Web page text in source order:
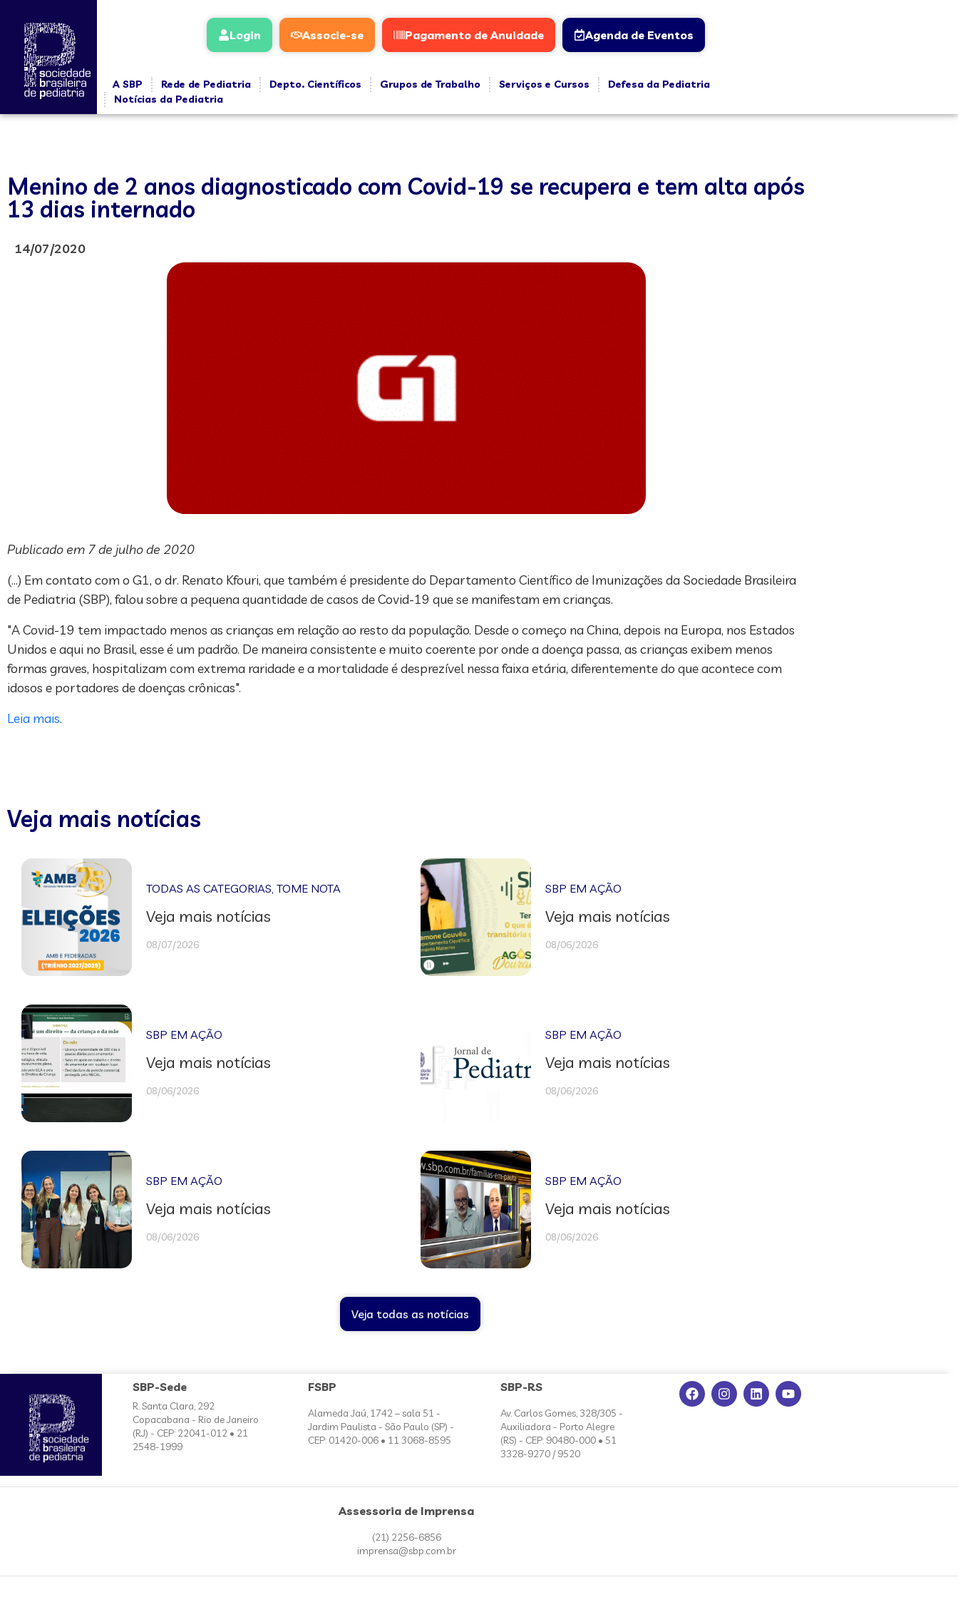
Login Associe-se Pagamento de Anuidade Agenda de Eventos
A SBP Rede de Pediatria Depto. Científicos Grupos de Trabalho Serviços e Cursos
Defesa da Pediatria
Notícias da Pediatria
Menino de 2 anos diagnosticado com Covid-19 se recupera e tem alta após
13 dias internado
14/07/2020
Publicado em 7 de julho de 2020
(…) Em contato com o G1, o dr. Renato Kfouri, que também é presidente do Departamento Científico de Imunizações da Sociedade Brasileira
de Pediatria (SBP), falou sobre a pequena quantidade de casos de Covid-19 que se manifestam em crianças.
"A Covid-19 tem impactado menos as crianças em relação ao resto da população. Desde o começo na China, depois na Europa, nos Estados
Unidos e aqui no Brasil, esse é um padrão. De maneira consistente e muito coerente por onde a doença passa, as crianças exibem menos
formas graves, hospitalizam com extrema raridade e a mortalidade é desprezível nessa faixa etária, diferentemente do que acontece com
idosos e portadores de doenças crônicas".
Leia mais.
Veja mais notícias
TODAS AS CATEGORIAS,TOME NOTA
Veja mais notícias
08/07/2026
SBP EM AÇÃO
Veja mais notícias
08/06/2026
SBP EM AÇÃO
Veja mais notícias
08/06/2026
SBP EM AÇÃO
Veja mais notícias
08/06/2026
SBP EM AÇÃO
Veja mais notícias
08/06/2026
SBP EM AÇÃO
Veja mais notícias
08/06/2026
Veja todas as notícias
SBP-Sede
R. Santa Clara, 292
Copacabana - Rio de Janeiro
(RJ) - CEP: 22041-012 • 21
2548-1999
FSBP
Alameda Jaú, 1742 – sala 51 -
Jardim Paulista - São Paulo (SP) -
CEP: 01420-006 • 11 3068-8595
SBP-RS
Av. Carlos Gomes, 328/305 -
Auxiliadora - Porto Alegre
(RS) - CEP: 90480-000 • 51
3328-9270 / 9520
Assessoria de Imprensa
(21) 2256-6856
imprensa@sbp.com.br